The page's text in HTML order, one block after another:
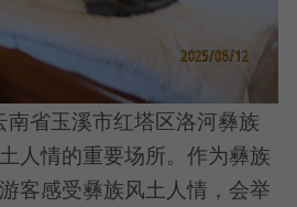
南省玉溪市红塔区洛河彝族
人情的重要场所。作为彝族
客感受彝族风土人情，会举